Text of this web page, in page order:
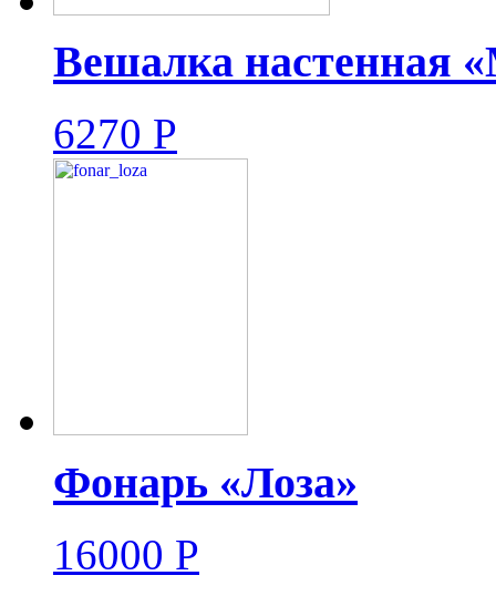
Вешалка настенная
6270 Р
Фонарь «Лоза»
16000 Р